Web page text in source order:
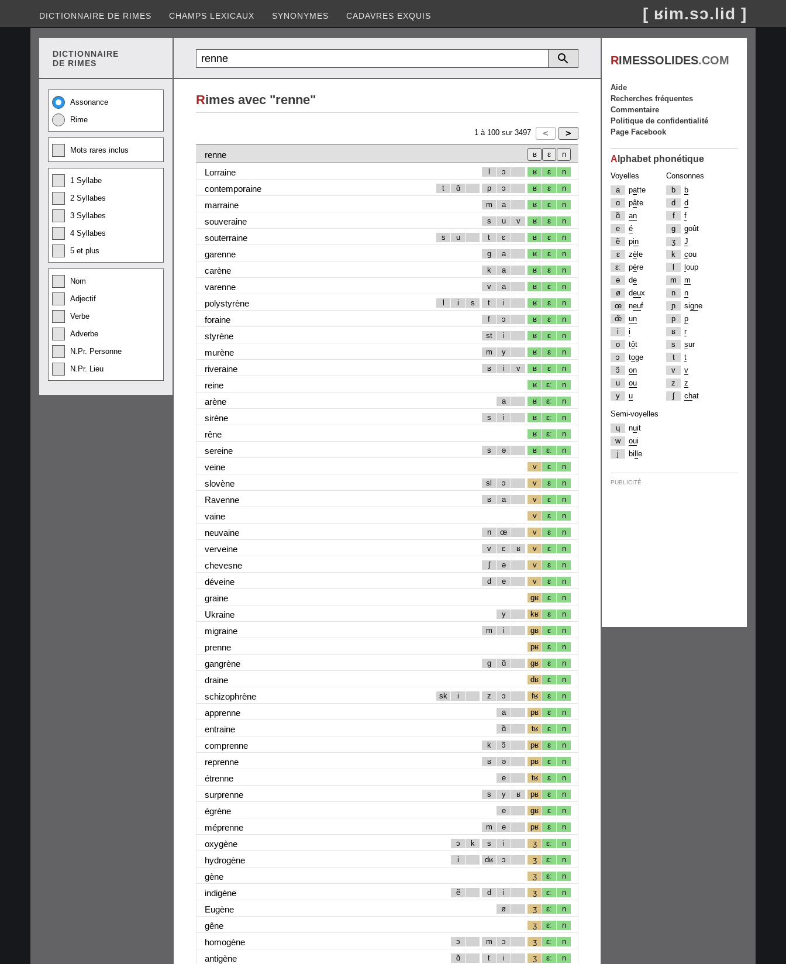
DICTIONNAIRE DE RIMES CHAMPS LEXICAUX SYNONYMES CADAVRES EXQUIS [ ʁim.sɔ.lid ]
DICTIONNAIRE
DE RIMES
Assonance
Rime
Mots rares inclus
1 Syllabe
2 Syllabes
3 Syllabes
4 Syllabes
5 et plus
Nom
Adjectif
Verbe
Adverbe
N.Pr. Personne
N.Pr. Lieu
Rimes avec "renne"
1 à 100 sur 3497
renne
Lorraine
l ɔ ʁ ɛ n
contemporaine t ɑ̃ p ɔ ʁ ɛ n
marraine m a ʁ ɛ n
souveraine s u v ʁ ɛ n
souterraine s u t ɛ ʁ ɛ n
garenne g a ʁ ɛ n
carène k a ʁ ɛ n
varenne v a ʁ ɛ n
polystyrène l i s t i ʁ ɛ n
foraine f ɔ ʁ ɛ n
styrène st i ʁ ɛ n
murène m y ʁ ɛ n
riveraine ʁ i v ʁ ɛ n
reine ʁ ɛː n
arène a ʁ ɛː n
sirène s i ʁ ɛː n
rêne ʁ ɛː n
sereine s ə ʁ ɛː n
veine v ɛ n
slovène sl ɔ v ɛ n
Ravenne ʁ a v ɛ n
vaine v ɛ n
neuvaine n œ v ɛ n
verveine v ɛ ʁ v ɛ n
chevesne ʃ ə v ɛ n
déveine d e v ɛ n
graine gʁ ɛ n
Ukraine y kʁ ɛ n
migraine m i gʁ ɛ n
prenne pʁ ɛ n
gangrène g ɑ̃ gʁ ɛ n
draine dʁ ɛ n
schizophrène sk i z ɔ fʁ ɛ n
apprenne a pʁ ɛ n
entraine ɑ̃ tʁ ɛ n
comprenne k ɔ̃ pʁ ɛ n
reprenne ʁ ə pʁ ɛ n
étrenne e tʁ ɛ n
surprenne s y ʁ pʁ ɛ n
égrène e gʁ ɛ n
méprenne m e pʁ ɛ n
oxygène ɔ k s i ʒ ɛː n
hydrogène i dʁ ɔ ʒ ɛː n
gène ʒ ɛː n
indigène ẽ d i ʒ ɛː n
Eugène ø ʒ ɛː n
gêne ʒ ɛː n
homogène ɔ m ɔ ʒ ɛː n
antigène ɑ̃ t i ʒ ɛː n
RIMESSOLIDES.COM
Aide
Recherches fréquentes
Commentaire
Politique de confidentialité
Page Facebook
A lphabet phonétique
Voyelles
a
patte
ɑ
pâte
ɑ̃
an
e
é
ẽ
pin
ɛ
zè le
ɛː
père
ə
de
ø
deux
œ
neuf
œ̃
un
i
i
o
tôt
ɔ
toge
ɔ̃
on
u
ou
y
u
Consonnes
b
b
d
d
f
f
g
goût
ʒ
J
k
cou
oup
m
m
n
n
ɲ
signe
p
p
ʁ
r
s
sur
t
t
v
v
z
z
ʃ
chat
Semi-voyelles
ɥ
nuit
w
oui
j
bi e
PUBLICITÉ